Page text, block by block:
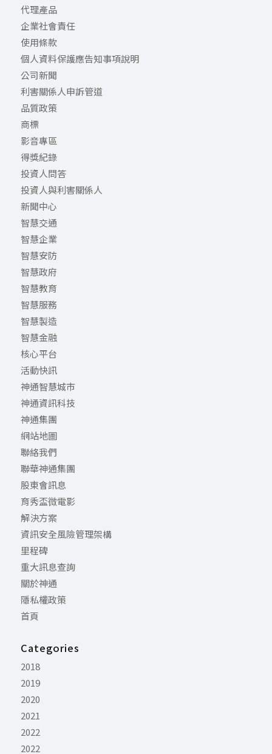
代理產品
企業社會責任
使用條款
個人資料保護應告知事項說明
公司新聞
利害關係人申訴管道
品質政策
商標
影音專區
得獎紀錄
投資人問答
投資人與利害關係人
新聞中心
智慧交通
智慧企業
智慧安防
智慧政府
智慧教育
智慧服務
智慧製造
智慧金融
核心平台
活動快訊
神通智慧城市
神通資訊科技
神通集團
網站地圖
聯絡我們
聯華神通集團
股東會訊息
育秀盃微電影
解決方案
資訊安全風險管理架構
里程碑
重大訊息查詢
關於神通
隱私權政策
首頁
Categories
2018
2019
2020
2021
2022
2022